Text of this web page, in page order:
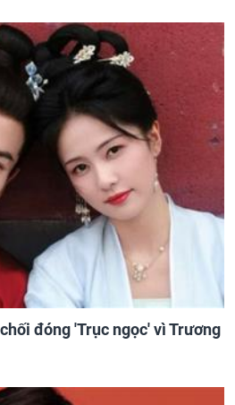
đóng 'Trục ngọc' vì Trương